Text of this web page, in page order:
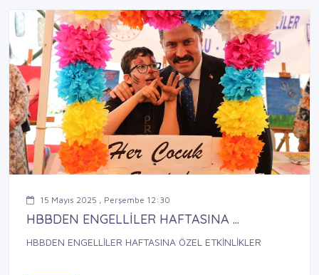
15 Mayıs 2025 , Perşembe 12:30
HBBDEN ENGELLİLER HAFTASINA ...
HBBDEN ENGELLİLER HAFTASINA ÖZEL ETKİNLİKLER